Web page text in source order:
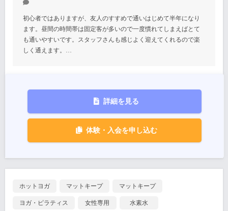
初心者ではありますが、友人のすすめで通いはじめて半年になり
ます。昼間の時間帯は固定客が多いので一度慣れてしまえばとて
も通いやすいです。スタッフさんも感じよく迎えてくれるので楽
しく通えます。…
詳細を見る
体験・入会を申し込む
ホットヨガ マットキープ マットキープ
ヨガ・ピラティス 女性専用 水素水